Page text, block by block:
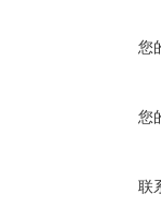
您
您
联